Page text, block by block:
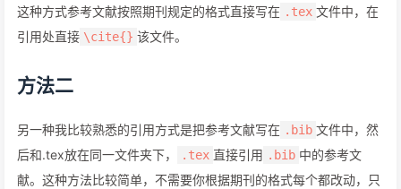
这种方式参考文献按照期刊规定的格式直接写在 .tex 文件中，在
引用处直接 \cite{} 该文件。
方法二
另一种我比较熟悉的引用方式是把参考文献写在 .bib 文件中，然
后和.tex放在同一文件夹下，
.tex 直接引用 .bib 中的参考文
献。这种方法比较简单，不需要你根据期刊的格式每个都改动，只